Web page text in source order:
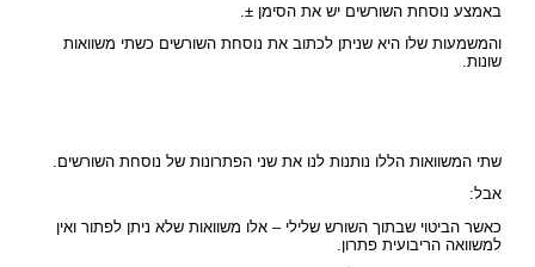
באמצע נוסחת השורשים יש את הסימן ±.
והמשמעות שלו היא שניתן לכתוב את נוסחת השורשים כשתי משוואות
שונות.
שתי המשוואות הללו נותנות לנו את שני הפתרונות של נוסחת השורשים.
אבל:
כאשר הביטוי שבתוך השורש שלילי – אלו משוואות שלא ניתן לפתור ואין
למשוואה הריבועית פתרון.